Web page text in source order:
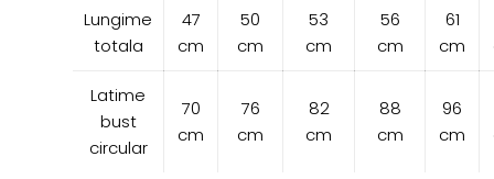
Lungime
totala
47
cm
50
cm
53
cm
56
cm
61
cm
Latime
bust
circular
70
cm
76
cm
82
cm
88
cm
96
cm